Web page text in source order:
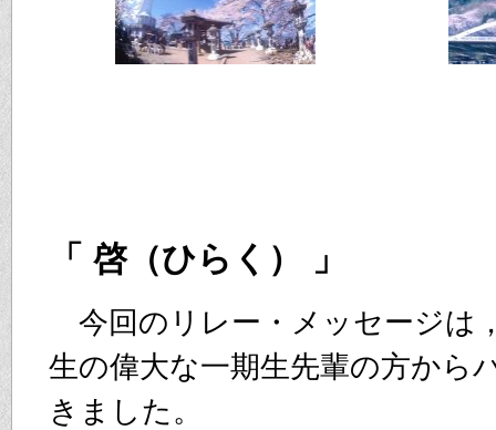
「 啓（ひらく） 」
今回のリレー・メッセージは
生の偉大な一期生先輩の方から
きました。